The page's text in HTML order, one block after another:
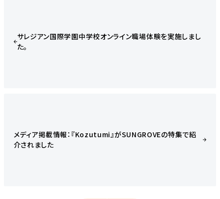
サレジアン国際学園中学校オンライン職場体験を実施しまし
た。
メディア掲載情報：『Kozutumi』がSUNGROVEの特集で紹
介されました